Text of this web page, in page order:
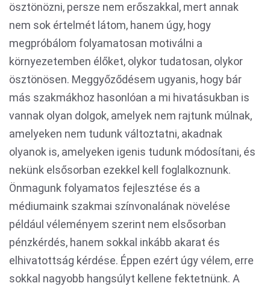
ösztönözni, persze nem erőszakkal, mert annak
nem sok értelmét látom, hanem úgy, hogy
megpróbálom folyamatosan motiválni a
környezetemben élőket, olykor tudatosan, olykor
ösztönösen. Meggyőződésem ugyanis, hogy bár
más szakmákhoz hasonlóan a mi hivatásukban is
vannak olyan dolgok, amelyek nem rajtunk múlnak,
amelyeken nem tudunk változtatni, akadnak
olyanok is, amelyeken igenis tudunk módosítani, és
nekünk elsősorban ezekkel kell foglalkoznunk.
Önmagunk folyamatos fejlesztése és a
médiumaink szakmai színvonalának növelése
például véleményem szerint nem elsősorban
pénzkérdés, hanem sokkal inkább akarat és
elhivatottság kérdése. Éppen ezért úgy vélem, erre
sokkal nagyobb hangsúlyt kellene fektetnünk. A